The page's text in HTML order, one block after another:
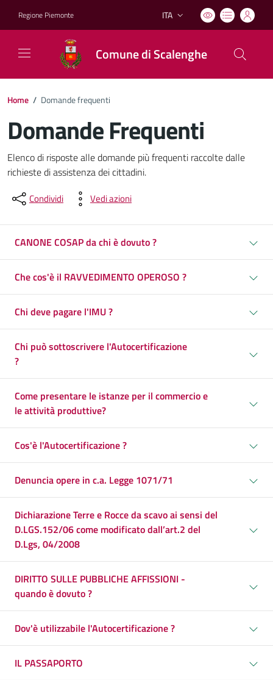
Regione Piemonte Lingua attiva:
ITA
Comune di Scalenghe
Home / Domande frequenti
Domande Frequenti
Dettagli del documento
Elenco di risposte alle domande più frequenti raccolte dalle
richieste di assistenza dei cittadini.
Condividi Vedi azioni
CANONE COSAP da chi è dovuto ?
Che cos'è il RAVVEDIMENTO OPEROSO ?
Chi deve pagare l'IMU ?
Chi può sottoscrivere l'Autocertificazione
?
Come presentare le istanze per il commercio e
le attività produttive?
Cos'è l'Autocertificazione ?
Denuncia opere in c.a. Legge 1071/71
Dichiarazione Terre e Rocce da scavo ai sensi del
D.LGS.152/06 come modificato dall’art.2 del
D.Lgs, 04/2008
DIRITTO SULLE PUBBLICHE AFFISSIONI -
quando è dovuto ?
Dov'è utilizzabile l'Autocertificazione ?
IL PASSAPORTO